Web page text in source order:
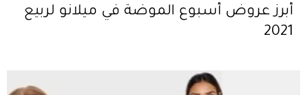
أبرز عروض أسبوع الموضة في ميلانو لربيع
2021